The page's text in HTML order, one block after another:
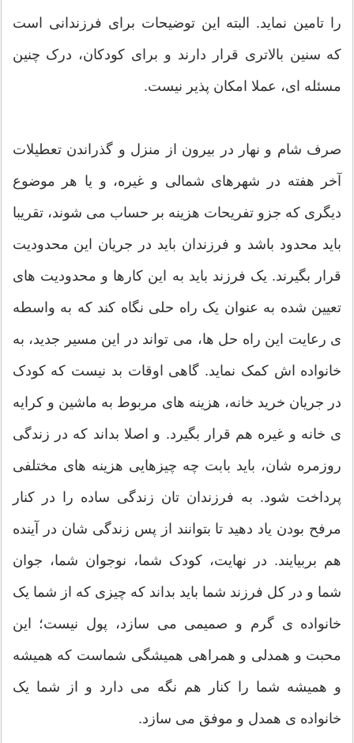
را تامین نماید. البته این توضیحات برای فرزندانی است
که سنین بالاتری قرار دارند و برای کودکان، درک چنین
مسئله ای، عملا امکان پذیر نیست.
صرف شام و نهار در بیرون از منزل و گذراندن تعطیلات
آخر هفته در شهرهای شمالی و غیره، و یا هر موضوع
دیگری که جزو تفریحات هزینه بر حساب می شوند، تقریبا
باید محدود باشد و فرزندان باید در جریان این محدودیت
قرار بگیرند. یک فرزند باید به این کارها و محدودیت های
تعیین شده به عنوان یک راه حلی نگاه کند که به واسطه
ی رعایت این راه حل ها، می تواند در این مسیر جدید، به
خانواده اش کمک نماید. گاهی اوقات بد نیست که کودک
در جریان خرید خانه، هزینه های مربوط به ماشین و کرایه
ی خانه و غیره هم قرار بگیرد. و اصلا بداند که در زندگی
روزمره شان، باید بابت چه چیزهایی هزینه های مختلفی
پرداخت شود. به فرزندان تان زندگی ساده را در کنار
مرفح بودن یاد دهید تا بتوانند از پس زندگی شان در آینده
هم بربیایند. در نهایت، کودک شما، نوجوان شما، جوان
شما و در کل فرزند شما باید بداند که چیزی که از شما یک
خانواده ی گرم و صمیمی می سازد، پول نیست؛ این
محبت و همدلی و همراهی همیشگی شماست که همیشه
و همیشه شما را کنار هم نگه می دارد و از شما یک
خانواده ی همدل و موفق می سازد.